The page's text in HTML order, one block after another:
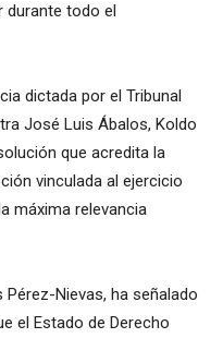
todo el
dictada por el Tribunal
José Luis Ábalos, Koldo
que acredita la
vinculada al ejercicio
máxima relevancia
Pérez-Nievas, ha señalado
el Estado de Derecho